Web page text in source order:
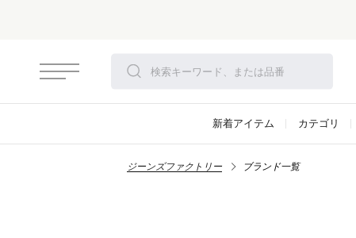
新着アイテム カテゴリ
ジーンズファクトリー ブランド一覧